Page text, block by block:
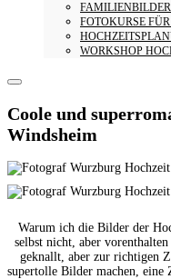
FAMILIENBILDER
FOTOKURSE
WORKSHOP
Coole und
Windsheim
Warum ich die Bilder der
selbst nicht, aber
geknallt, aber zur richtigen
supertolle Bilder machen,